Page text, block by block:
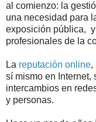
al comienzo: la
una necesidad para
exposición pública,
profesionales de la
La reputación online,
sí mismo en Internet,
intercambios en
y personas.